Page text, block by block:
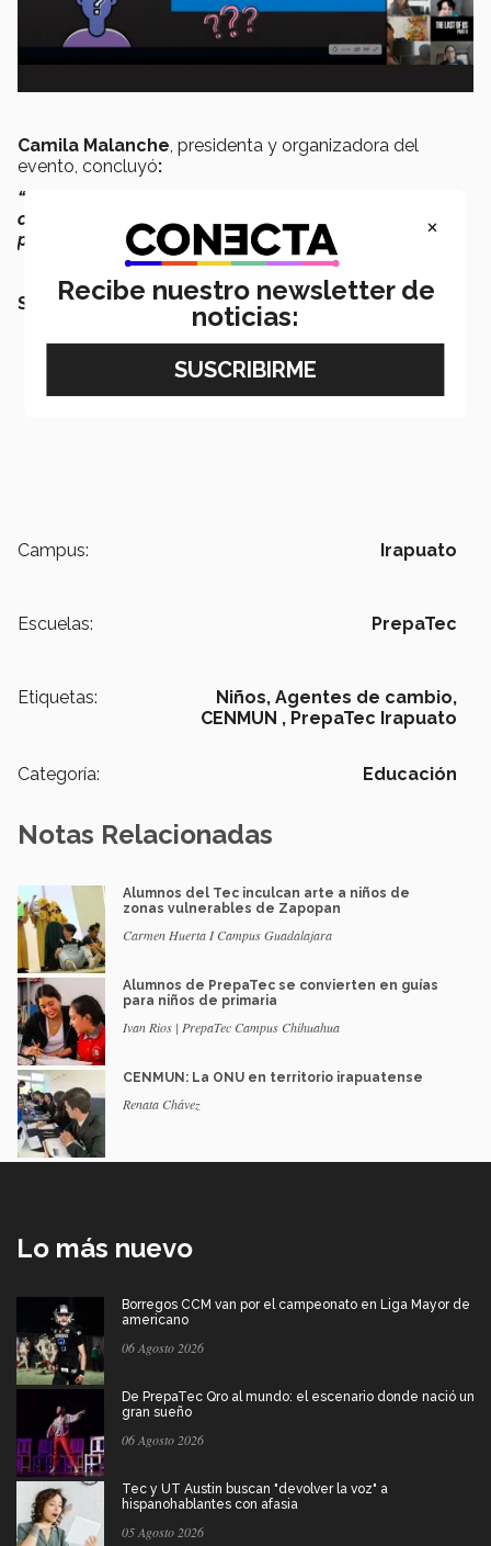
Camila Malanche , presidenta y organizadora del
evento, concluyó:
“Queremos que eventos así transciendan, ya podemos
conocer nuevas perspectivas y reafirman que desde
pequeños podemos involucrarnos por nuestro país”.
SEGURO QUERRÁS LEER:
Campus: Irapuato
Escuelas: PrepaTec
Etiquetas: Niños, Agentes de cambio,
CENMUN , PrepaTec Irapuato
Categoría: Educación
Notas Relacionadas
Alumnos del Tec inculcan arte a niños de
zonas vulnerables de Zapopan
Carmen Huerta I Campus Guadalajara
Alumnos de PrepaTec se convierten en guías
para niños de primaria
Ivan Rios | PrepaTec Campus Chihuahua
CENMUN: La ONU en territorio irapuatense
Renata Chávez
Lo más nuevo
Borregos CCM van por el campeonato en Liga Mayor de
americano
06 Agosto 2026
De PrepaTec Qro al mundo: el escenario donde nació un
gran sueño
06 Agosto 2026
Tec y UT Austin buscan "devolver la voz" a
hispanohablantes con afasia
05 Agosto 2026
×
Recibe nuestro newsletter de
noticias: